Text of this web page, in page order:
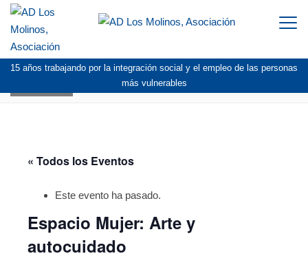
15 años trabajando por la integración social y el empleo de las personas
más vulnerables
« Todos los Eventos
Este evento ha pasado.
Espacio Mujer: Arte y
autocuidado